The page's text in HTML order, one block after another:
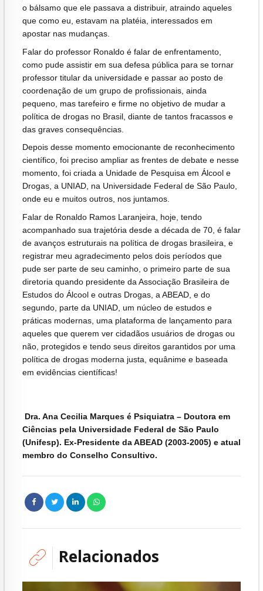
o bálsamo que ele passava a distribuir, atraindo aqueles
que como eu, estavam na platéia, interessados em
apostar nas mudanças.
Falar do professor Ronaldo é falar de enfrentamento,
como pude assistir em sua defesa pública para se tornar
professor titular da universidade e passar ao posto de
coordenação de um grupo de profissionais, ainda
pequeno, mas tarefeiro e firme no objetivo de mudar a
política de drogas no Brasil, diante de tantos fracassos e
das graves consequências.
Depois desse momento emocionante de reconhecimento
científico, foi preciso ampliar as frentes de debate e nesse
momento, foi criada a Unidade de Pesquisa em Álcool e
Drogas, a UNIAD, na Universidade Federal de São Paulo,
onde eu e muitos outros, nos juntamos.
Falar de Ronaldo Ramos Laranjeira, hoje, tendo
acompanhado sua trajetória desde a década de 70, é falar
de avanços estruturais na política de drogas brasileira, e
registrar meu agradecimento pelos dois períodos que
pude ser parte de seu caminho, o primeiro parte de sua
diretoria quando presidente da Associação Brasileira de
Estudos do Álcool e outras Drogas, a ABEAD, e do
segundo, parte da UNIAD, um núcleo de estudos e
práticas modernas, uma plataforma de lançamento para
aqueles que querem ver cidadãos usuários de drogas ou
não, protegidos e tendo seus direitos garantidos por uma
política de drogas moderna justa, equânime e baseada
em evidências científicas!
Dra. Ana Cecilia Marques é Psiquiatra – Doutora em
Ciências pela Universidade Federal de São Paulo
(Unifesp). Ex-Presidente da ABEAD (2003-2005) e atual
membro do Conselho Consultivo.
Relacionados